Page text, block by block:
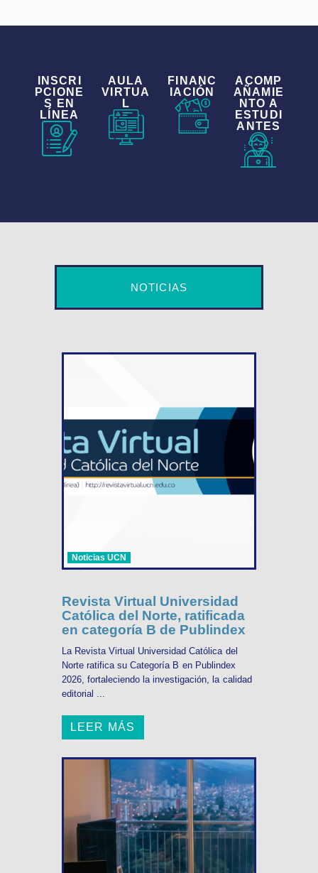
INSCRI
PCIONE
S EN
LÍNEA
AULA
VIRTUA
L
FINANC
IACIÓN
ACOMP
AÑAMIE
NTO A
ESTUDI
ANTES
NOTICIAS
Noticias UCN
Revista Virtual Universidad
Católica del Norte, ratificada
en categoría B de Publindex
La Revista Virtual Universidad Católica del
Norte ratifica su Categoría B en Publindex
2026, fortaleciendo la investigación, la calidad
editorial ...
LEER MÁS